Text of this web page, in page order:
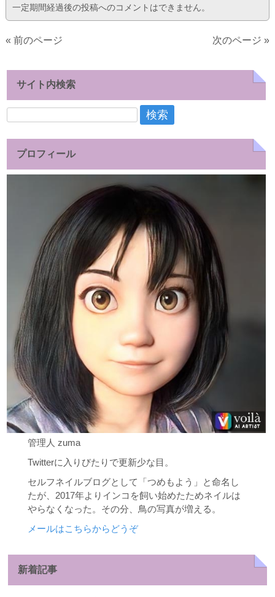
一定期間経過後の投稿へのコメントはできません。
« 前のページ 次のページ »
サイト内検索
検
プロフィール
管理人 zuma
Twitterに入りびたりで更新少な目。
セルフネイルブログとして「つめもよう」と命名し
たが、2017年よりインコを飼い始めたためネイルは
やらなくなった。その分、鳥の写真が増える。
メールはこちらからどうぞ
新着記事